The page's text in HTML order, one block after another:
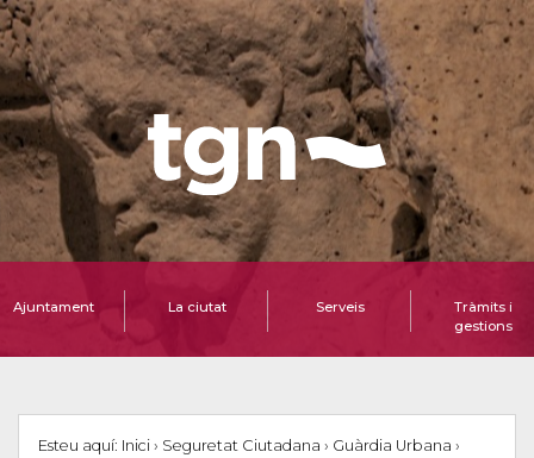
Ajuntament La ciutat Serveis
Tràmits i
gestions
Esteu aquí: Inici › Seguretat Ciutadana › Guàrdia Urbana ›